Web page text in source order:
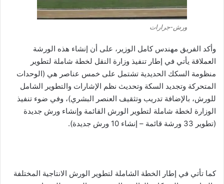
ورش-جرارات
وأكد الفريق مهندس كامل الوزير، على أن إنشاء هذه الورشة
العملاقة يأتي في إطار تنفيذ وزارة النقل لخطة شاملة لتطوير
منظومة السكك الحديدية تشتمل على خمس عناصر هي (الوحدات
المتحركة وتجديد السكة وتحديث نظم الإشارات والتطوير الشامل
للورش، بالإضافة تدريب وتثقيف العنصر البشري)، وفي ضوء تنفيذ
الوزارة لخطة شاملة لتطوير الورش القائمة وإنشاء ورش جديدة
(تطوير 33 ورشة قائمة – إنشاء 10 ورش جديدة).
كما تأتي في إطار الخطة الشاملة لتطوير الورش الانتاجية المختلفة